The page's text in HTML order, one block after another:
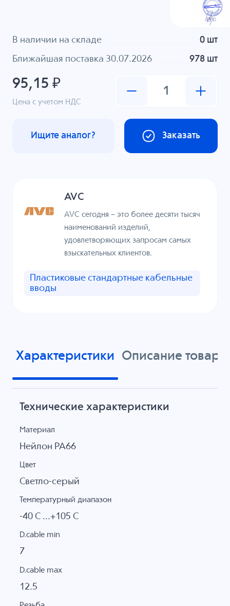
В наличии на складе 0 шт
Ближайшая поставка 30.07.2026 978 шт
95,15 ₽
Цена с учетом НДС
Заказать
Ищите аналог?
AVC
AVC сегодня – это более десяти тысяч
наименований изделий,
удовлетворяющих запросам самых
взыскательных клиентов.
Пластиковые стандартные кабельные
вводы
Характеристики Описание товара
Технические характеристики
Материал
Нейлон PA66
Цвет
Светло-серый
Температурный диапазон
-40 C ...+105 C
D.cable min
7
D.cable max
12.5